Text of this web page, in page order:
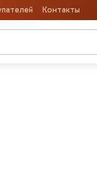
Контакты